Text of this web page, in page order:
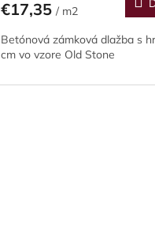
€17,35 / m2
Betónová zámková dlažba s
cm vo vzore Old Stone